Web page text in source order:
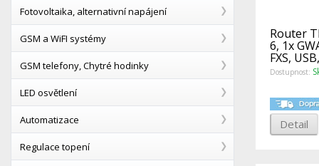
Fotovoltaika, alternativní napájení
GSM a WiFI systémy
GSM telefony, Chytré hodinky
LED osvětlení
Automatizace
Regulace topení
Router
6, 1x
FXS,
Dostupnost:
Detail